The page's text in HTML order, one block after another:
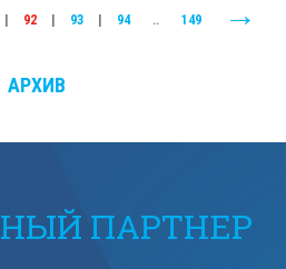
92 93 94 .. 149
АРХИВ
ПАРТНЕР